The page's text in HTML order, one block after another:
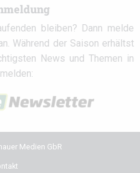
bleiben? Dann melde
Während der Saison erhältst
News und Themen in
Medien GbR